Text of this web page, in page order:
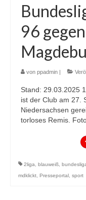
96
von ppadmin |
Stand: 29.03.2025
ist der Club am 27.
Niedersachsen
torloses Remis.
2liga blauweiß
mdklickt Presseportal sport